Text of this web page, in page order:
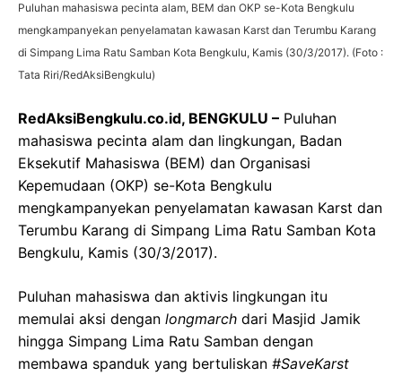
Puluhan mahasiswa pecinta alam, BEM dan OKP se-Kota Bengkulu
mengkampanyekan penyelamatan kawasan Karst dan Terumbu Karang
di Simpang Lima Ratu Samban Kota Bengkulu, Kamis (30/3/2017). (Foto :
Tata Riri/RedAksiBengkulu)
RedAksiBengkulu.co.id, BENGKULU – Puluhan
mahasiswa pecinta alam dan lingkungan, Badan
Eksekutif Mahasiswa (BEM) dan Organisasi
Kepemudaan (OKP) se-Kota Bengkulu
mengkampanyekan penyelamatan kawasan Karst dan
Terumbu Karang di Simpang Lima Ratu Samban Kota
Bengkulu, Kamis (30/3/2017).
Puluhan mahasiswa dan aktivis lingkungan itu
memulai aksi dengan longmarch dari Masjid Jamik
hingga Simpang Lima Ratu Samban dengan
membawa spanduk yang bertuliskan #SaveKarst